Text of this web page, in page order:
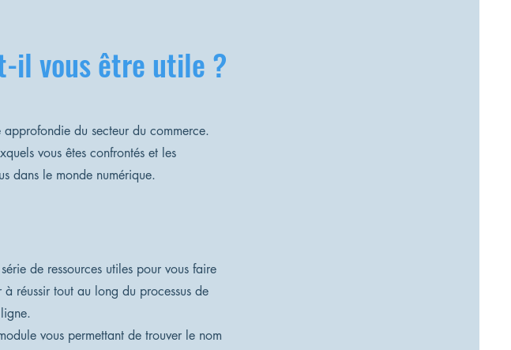
il vous être utile ?
du secteur du commerce.
vous êtes confrontés et les
dans le monde numérique.
de ressources utiles pour vous faire
réussir tout au long du processus de
vous permettant de trouver le nom